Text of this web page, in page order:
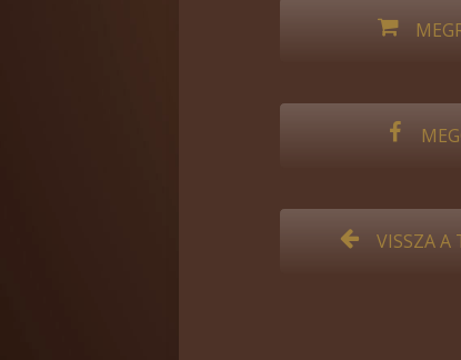
VISSZA A